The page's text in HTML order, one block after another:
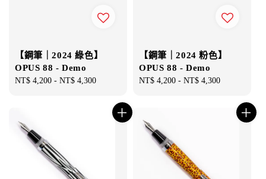
【鋼筆｜2024 綠色】
OPUS 88 - Demo
Regular
NT$ 4,200 - NT$ 4,300
【鋼筆｜2024 粉色】
OPUS 88 - Demo
Regular
NT$ 4,200 - NT$ 4,300